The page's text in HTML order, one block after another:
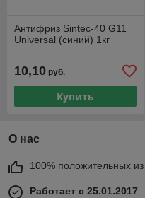
Антифриз Sintec-40 G11
Universal (синий) 1кг
10,10 руб.
Купить
О нас
100% положительных
Работает с 25.01.2017